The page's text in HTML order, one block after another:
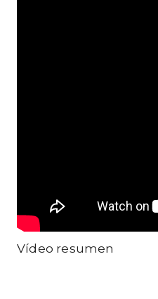
Vídeo resumen